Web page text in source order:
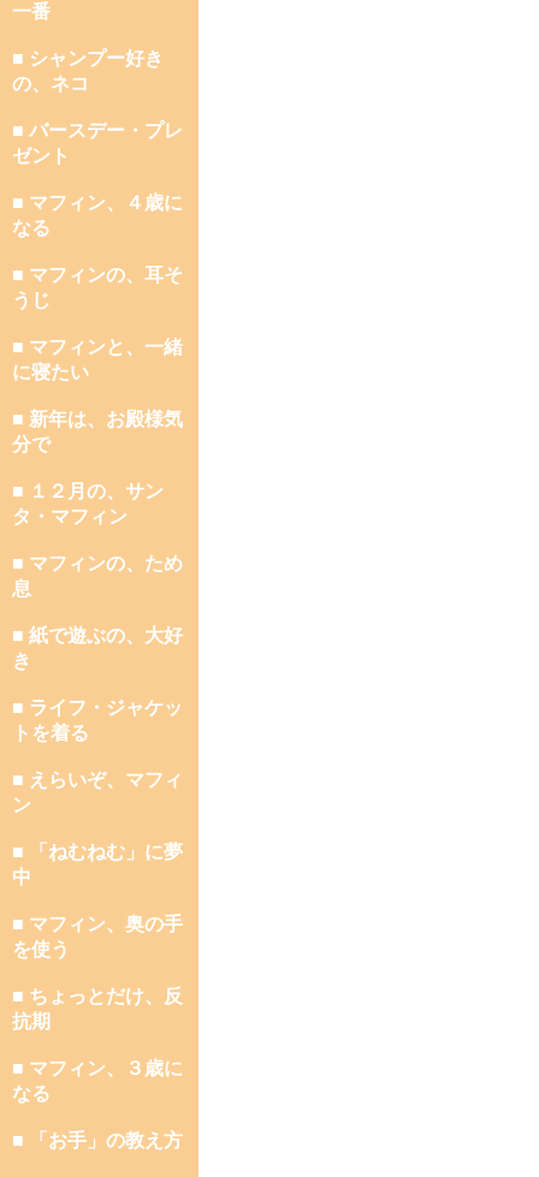
一番
■ シャンプー好き
の、ネコ
■ バースデー・プレ
ゼント
■ マフィン、４歳に
なる
■ マフィンの、耳そ
うじ
■ マフィンと、一緒
に寝たい
■ 新年は、お殿様気
分で
■ １２月の、サン
タ・マフィン
■ マフィンの、ため
息
■ 紙で遊ぶの、大好
き
■ ライフ・ジャケッ
トを着る
■ えらいぞ、マフィ
ン
■ 「ねむねむ」に夢
中
■ マフィン、奥の手
を使う
■ ちょっとだけ、反
抗期
■ マフィン、３歳に
なる
■ 「お手」の教え方